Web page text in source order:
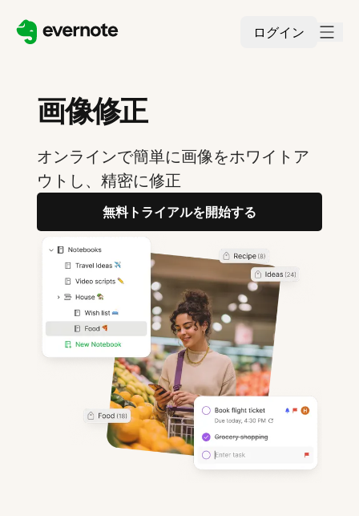
ログイン
画像修正
オンラインで簡単に画像をホワイトア
ウトし、精密に修正
無料トライアルを開始する